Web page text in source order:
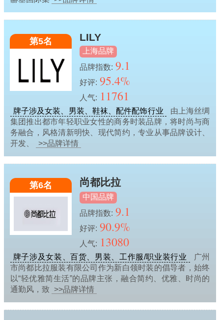
第5名 LILY
上海品牌
品牌指数: 9.1
好评: 95.4%
人气: 11761
牌子涉及女装、男装、鞋袜、配件配饰行业
由上海丝绸
集团推出都市年轻职业女性的商务时装品牌，将时尚与商
务融合，风格清新明快、现代简约，专业从事品牌设计、
开发、
>>品牌详情
第6名 尚都比拉
中国品牌
品牌指数: 9.1
好评: 90.9%
人气: 13080
牌子涉及女装、百货、男装、工作服/职业装行业
广州
市尚都比拉服装有限公司作为新白领时装的倡导者，始终
以“轻优雅简生活”的品牌主张，融合简约、优雅、时尚的
通勤风，致 >>品牌详情